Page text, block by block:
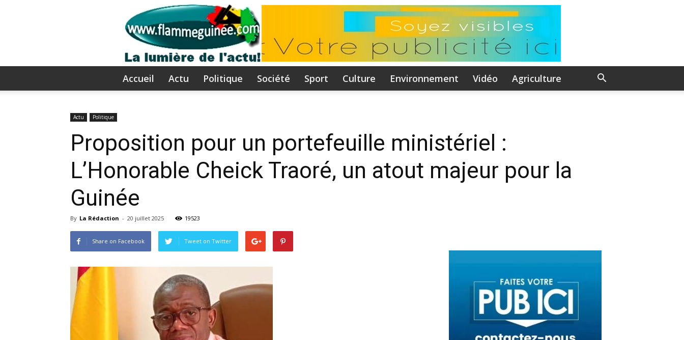
Accueil Actu Politique Société Sport Culture Environnement Vidéo Agriculture
Actu Politique
Proposition pour un portefeuille ministériel :
L’Honorable Cheick Traoré, un atout majeur pour la
Guinée
By La Rédaction - 20 juillet 2025 19523
Share on Facebook Tweet on Twitter